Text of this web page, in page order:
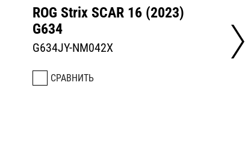
ROG Strix SCAR 16 (2023)
G634
G634JY-NM042X
СРАВНИТЬ
G634